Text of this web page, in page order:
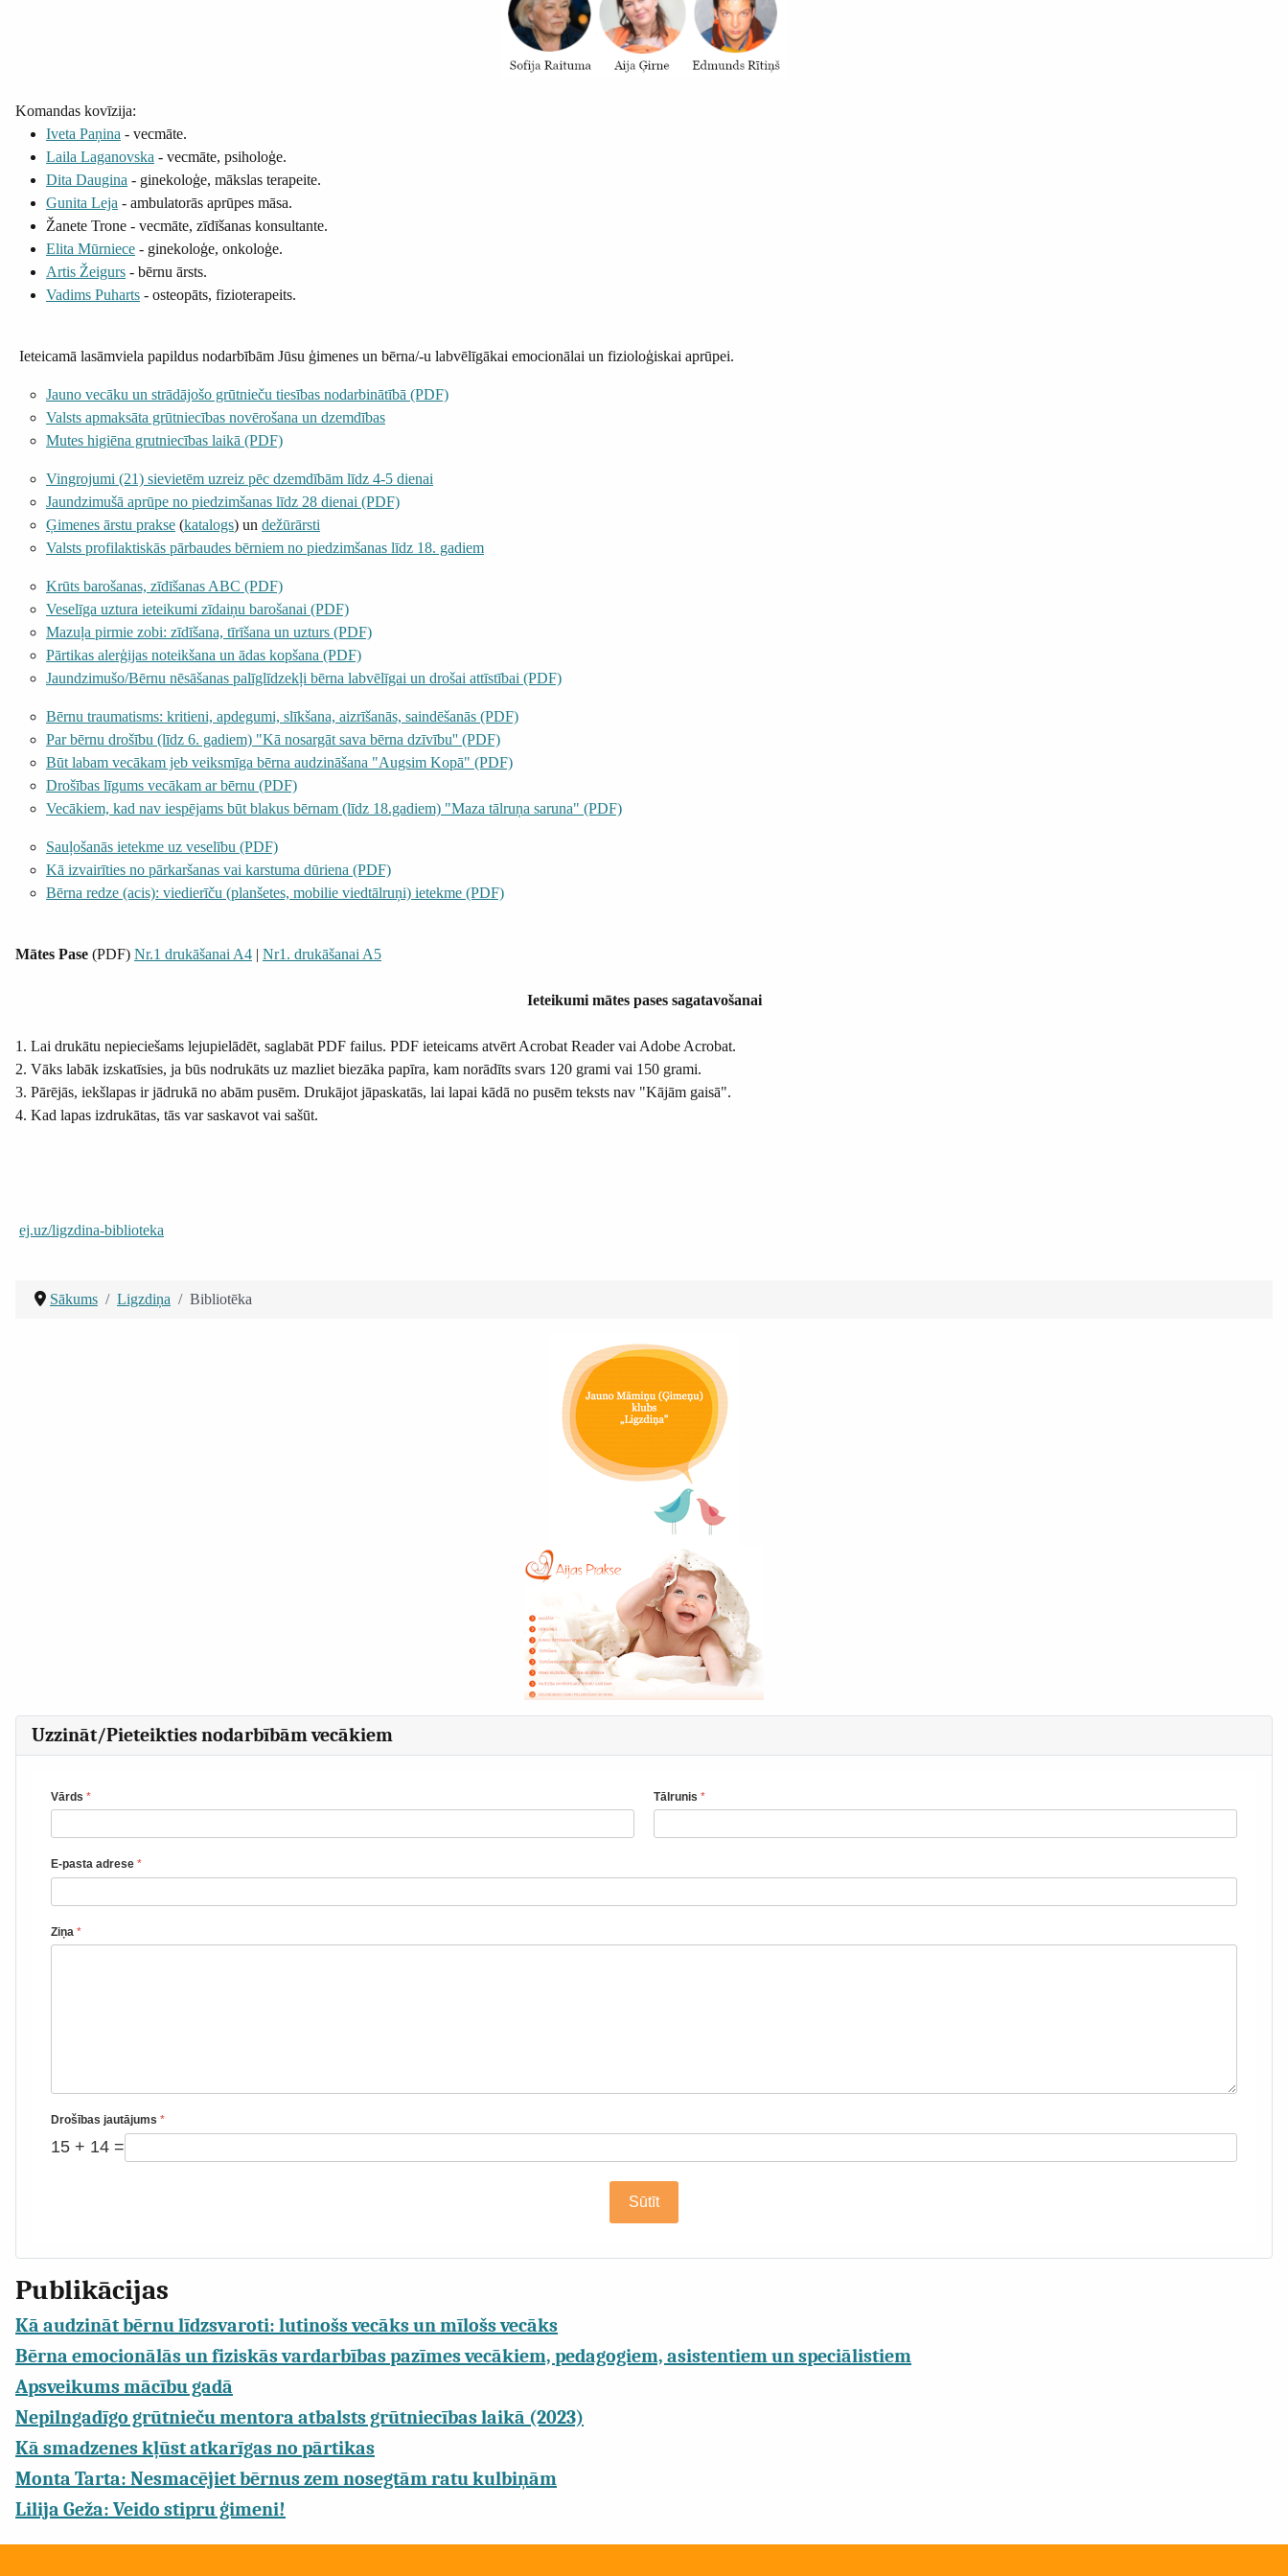
Komandas kovīzija:
Iveta Paņina - vecmāte.
Laila Laganovska - vecmāte, psiholoģe.
Dita Daugina - ginekoloģe, mākslas terapeite.
Gunita Leja - ambulatorās aprūpes māsa.
Žanete Trone - vecmāte, zīdīšanas konsultante.
Elita Mūrniece - ginekoloģe, onkoloģe.
Artis Žeigurs - bērnu ārsts.
Vadims Puharts - osteopāts, fizioterapeits.
Ieteicamā lasāmviela papildus nodarbībām Jūsu ģimenes un bērna/-u labvēlīgākai emocionālai un fizioloģiskai aprūpei.
Jauno vecāku un strādājošo grūtnieču tiesības nodarbinātībā (PDF)
Valsts apmaksāta grūtniecības novērošana un dzemdības
Mutes higiēna grutniecības laikā (PDF)
Vingrojumi (21) sievietēm uzreiz pēc dzemdībām līdz 4-5 dienai
Jaundzimušā aprūpe no piedzimšanas līdz 28 dienai (PDF)
Ģimenes ārstu prakse (katalogs) un dežūrārsti
Valsts profilaktiskās pārbaudes bērniem no piedzimšanas līdz 18. gadiem
Krūts barošanas, zīdīšanas ABC (PDF)
Veselīga uztura ieteikumi zīdaiņu barošanai (PDF)
Mazuļa pirmie zobi: zīdīšana, tīrīšana un uzturs (PDF)
Pārtikas alerģijas noteikšana un ādas kopšana (PDF)
Jaundzimušo/Bērnu nēsāšanas palīglīdzekļi bērna labvēlīgai un drošai attīstībai (PDF)
Bērnu traumatisms: kritieni, apdegumi, slīkšana, aizrīšanās, saindēšanās (PDF)
Par bērnu drošību (līdz 6. gadiem) "Kā nosargāt sava bērna dzīvību'' (PDF)
Būt labam vecākam jeb veiksmīga bērna audzināšana "Augsim Kopā" (PDF)
Drošības līgums vecākam ar bērnu (PDF)
Vecākiem, kad nav iespējams būt blakus bērnam (līdz 18.gadiem) "Maza tālruņa saruna" (PDF)
Sauļošanās ietekme uz veselību (PDF)
Kā izvairīties no pārkaršanas vai karstuma dūriena (PDF)
Bērna redze (acis): viedierīču (planšetes, mobilie viedtālruņi) ietekme (PDF)
Mātes Pase (PDF) Nr.1 drukāšanai A4 | Nr1. drukāšanai A5
Ieteikumi mātes pases sagatavošanai
1. Lai drukātu nepieciešams lejupielādēt, saglabāt PDF failus. PDF ieteicams atvērt Acrobat Reader vai Adobe Acrobat.
2. Vāks labāk izskatīsies, ja būs nodrukāts uz mazliet biezāka papīra, kam norādīts svars 120 grami vai 150 grami.
3. Pārējās, iekšlapas ir jādrukā no abām pusēm. Drukājot jāpaskatās, lai lapai kādā no pusēm teksts nav "Kājām gaisā".
4. Kad lapas izdrukātas, tās var saskavot vai sašūt.
ej.uz/ligzdina-biblioteka
Sākums Ligzdiņa Bibliotēka
Uzzināt/Pieteikties nodarbībām vecākiem
Vārds * Tālrunis *
E-pasta adrese *
Ziņa *
Drošības jautājums *
15 + 14 =
Sūtīt
Publikācijas
Kā audzināt bērnu līdzsvaroti: lutinošs vecāks un mīlošs vecāks
Bērna emocionālās un fiziskās vardarbības pazīmes vecākiem, pedagogiem, asistentiem un speciālistiem
Apsveikums mācību gadā
Nepilngadīgo grūtnieču mentora atbalsts grūtniecības laikā (2023)
Kā smadzenes kļūst atkarīgas no pārtikas
Monta Tarta: Nesmacējiet bērnus zem nosegtām ratu kulbiņām
Lilija Geža: Veido stipru ģimeni!